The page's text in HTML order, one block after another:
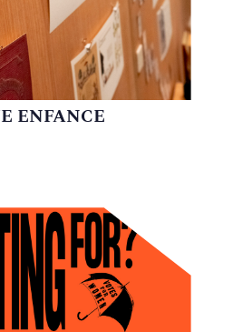
ENFANCE